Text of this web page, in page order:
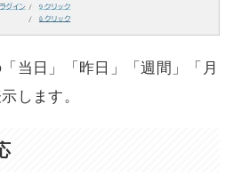
当日」「昨日」「週間」「月
します。